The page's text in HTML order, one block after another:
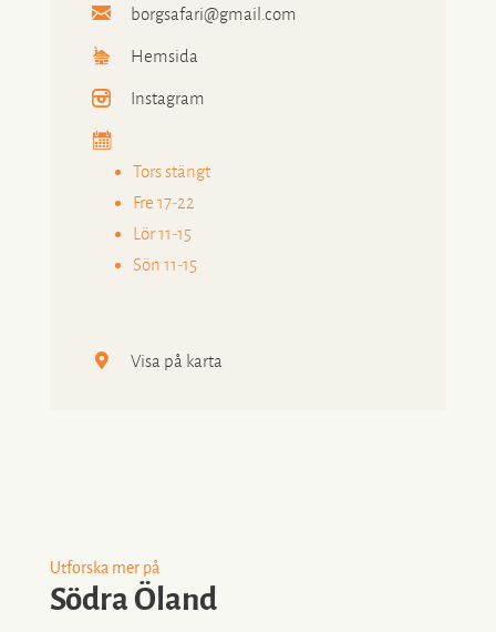
borgsafari@gmail.com
Hemsida
Instagram
Tors stängt
Fre 17-22
Lör 11-15
Sön 11-15
Visa på karta
Utforska mer på
Södra Öland